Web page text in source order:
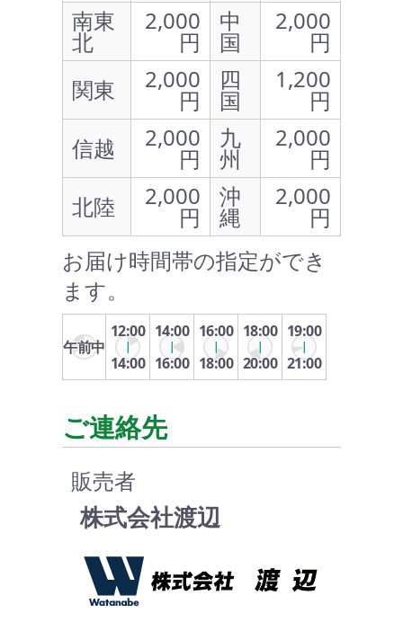
南東
北
2,000
円
中
国
2,000
円
関東
2,000
円
四
国
1,200
円
信越
2,000
円
九
州
2,000
円
北陸
2,000
円
沖
縄
2,000
円
お届け時間帯の指定ができ
ます。
午前中
12:00
14:00
14:00
16:00
16:00
18:00
18:00
20:00
19:00
21:00
ご連絡先
販売者
株式会社渡辺